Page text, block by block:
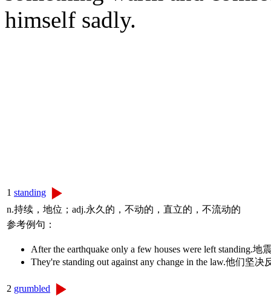
himself sadly.
1 standing
n.持续，地位；adj.永久的，不动的，直立的，不流动的
参考例句：
After the earthquake only a few houses were left standing.
They're standing out against any change in the law.他们坚
2 grumbled